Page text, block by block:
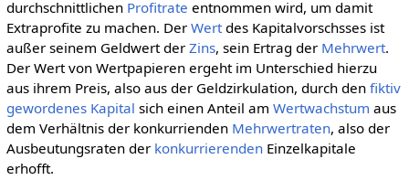
durchschnittlichen Profitrate entnommen wird, um damit
Extraprofite zu machen. Der Wertdes Kapitalvorschsses ist
außer seinem Geldwert der Zins, sein Ertrag der Mehrwert.
Der Wert von Wertpapieren ergeht im Unterschied hierzu
aus ihrem Preis, also aus der Geldzirkulation, durch den fiktiv
gewordenes Kapital sich einen Anteil am Wertwachstum aus
dem Verhältnis der konkurrienden Mehrwertraten, also der
Ausbeutungsraten der konkurrierendenEinzelkapitale
erhofft.